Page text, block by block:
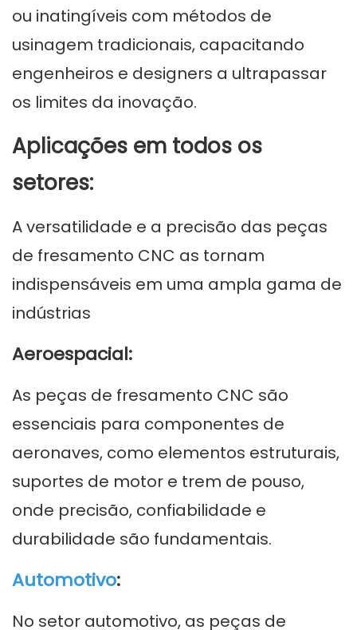
​​ou inatingíveis com métodos de
usinagem tradicionais, capacitando
engenheiros e designers a ultrapassar
os limites da inovação.
Aplicações em todos os
setores:
A versatilidade e a precisão das peças
de fresamento CNC as tornam
indispensáveis ​​em uma ampla gama de
indústrias
Aeroespacial:
As peças de fresamento CNC são
essenciais para componentes de
aeronaves, como elementos estruturais,
suportes de motor e trem de pouso,
onde precisão, confiabilidade e
durabilidade são fundamentais.
Automotivo:
No setor automotivo, as peças de